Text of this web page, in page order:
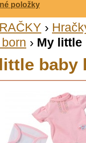
položky
›
› My little
baby